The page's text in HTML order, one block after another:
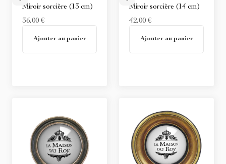
Miroir sorcière (13 cm)
36,00 €
Ajouter au panier
Miroir sorcière (14 cm)
42,00 €
Ajouter au panier